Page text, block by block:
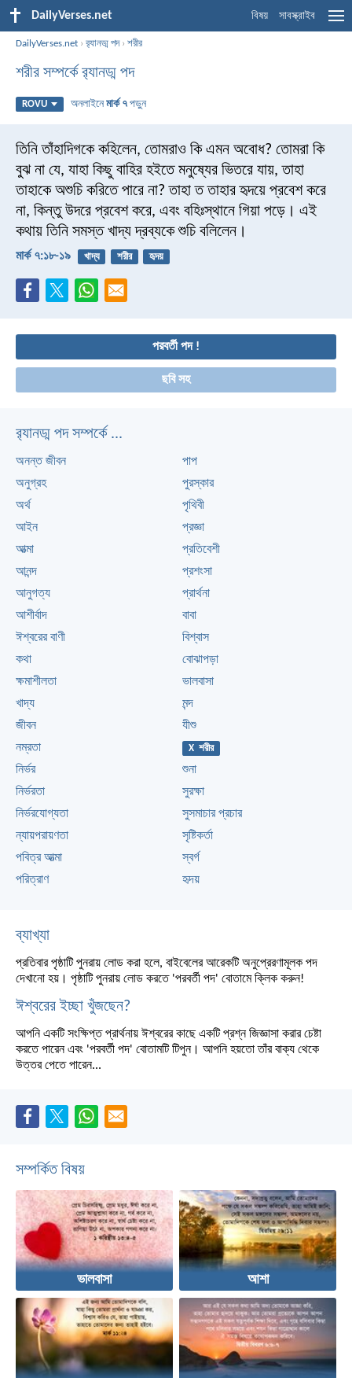
DailyVerses.net বিষয় সাবস্ক্রাইব
DailyVerses.net ›র‌্যানড্ম পদ›শরীর
শরীর সম্পর্কে র‌্যানড্ম পদ
ROVU অনলাইনেমার্ক ৭ পড়ুন
তিনি তাঁহাদিগকে কহিলেন, তোমরাও কি এমন অবোধ? তোমরা কি
বুঝ না যে, যাহা কিছু বাহির হইতে মনুষ্যের ভিতরে যায়, তাহা
তাহাকে অশুচি করিতে পারে না? তাহা ত তাহার হৃদয়ে প্রবেশ করে
না, কিন্তু উদরে প্রবেশ করে, এবং বহিঃস্থানে গিয়া পড়ে। এই
কথায় তিনি সমস্ত খাদ্য দ্রব্যকে শুচি বলিলেন।
মার্ক ৭:১৮-১৯ খাদ্য শরীর হৃদয়
পরবর্তী পদ !
ছবি সহ
র‌্যানড্ম পদ সম্পর্কে ...
অনন্ত জীবন
অনুগ্রহ
অর্থ
আইন
আত্মা
আনন্দ
আনুগত্য
আশীর্বাদ
ঈশ্বরের বাণী
কথা
ক্ষমাশীলতা
খাদ্য
জীবন
নম্রতা
নির্ভর
নির্ভরতা
নির্ভরযোগ্যতা
ন্যায়পরায়ণতা
পবিত্র আত্মা
পরিত্রাণ
পাপ
পুরস্কার
পৃথিবী
প্রজ্ঞা
প্রতিবেশী
প্রশংসা
প্রার্থনা
বাবা
বিশ্বাস
বোঝাপড়া
ভালবাসা
মন্দ
যীশু
X শরীর
শুনা
সুরক্ষা
সুসমাচার প্রচার
সৃষ্টিকর্তা
স্বর্গ
হৃদয়
ব্যাখ্যা
প্রতিবার পৃষ্ঠাটি পুনরায় লোড করা হলে, বাইবেলের আরেকটি অনুপ্রেরণামূলক পদ
দেখানো হয়। পৃষ্ঠাটি পুনরায় লোড করতে 'পরবর্তী পদ' বোতামে ক্লিক করুন!
ঈশ্বরের ইচ্ছা খুঁজছেন?
আপনি একটি সংক্ষিপ্ত প্রার্থনায় ঈশ্বরের কাছে একটি প্রশ্ন জিজ্ঞাসা করার চেষ্টা
করতে পারেন এবং 'পরবর্তী পদ' বোতামটি টিপুন। আপনি হয়তো তাঁর বাক্য থেকে
উত্তর পেতে পারেন...
সম্পর্কিত বিষয়
ভালবাসা আশা